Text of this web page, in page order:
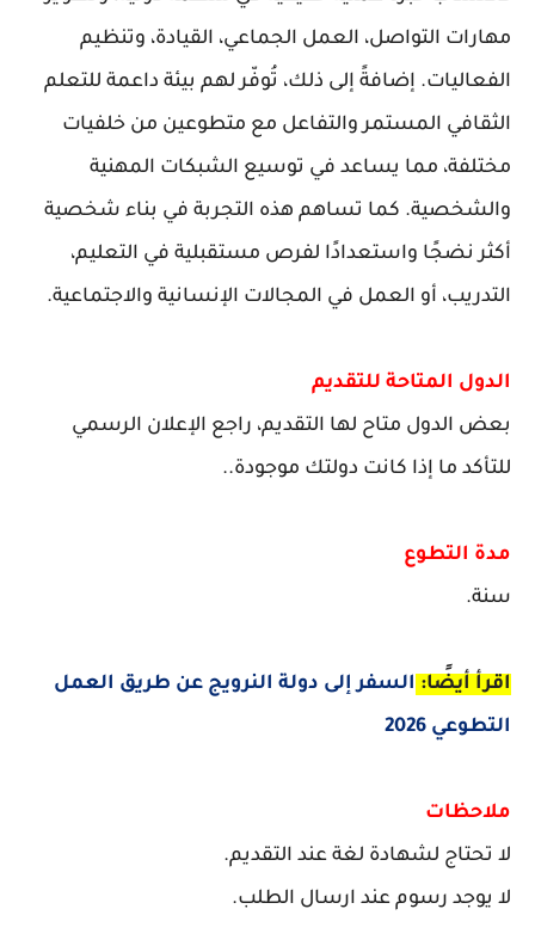
مهارات التواصل، العمل الجماعي، القيادة، وتنظيم
الفعاليات. إضافةً إلى ذلك، تُوفّر لهم بيئة داعمة للتعلم
الثقافي المستمر والتفاعل مع متطوعين من خلفيات
مختلفة، مما يساعد في توسيع الشبكات المهنية
والشخصية. كما تساهم هذه التجربة في بناء شخصية
أكثر نضجًا واستعدادًا لفرص مستقبلية في التعليم،
التدريب، أو العمل في المجالات الإنسانية والاجتماعية.
الدول المتاحة للتقديم
بعض الدول متاح لها التقديم، راجع الإعلان الرسمي
للتأكد ما إذا كانت دولتك موجودة..
مدة التطوع
سنة.
اقرأ أيضًا: السفر إلى دولة النرويج عن طريق العمل
التطوعي 2026
ملاحظات
لا تحتاج لشهادة لغة عند التقديم.
لا يوجد رسوم عند ارسال الطلب.